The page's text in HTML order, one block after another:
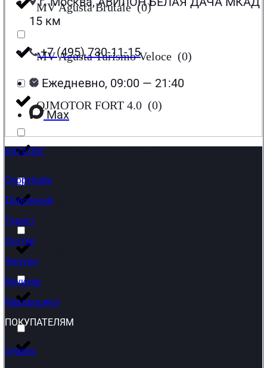
MV Agusta Brutale (0)
MV Agusta Turismo Veloce (0)
QJMOTOR FORT 4.0 (0)
QJMOTOR SRK 550
QJMOTOR SRK 900
QJMOTOR SRK 921 RR
15 км
+7 (495) 730-11-15
Ежедневно, 09:00 — 21:40
Max
КАТАЛОГ
Спортбайк
Дорожный
Турист
Скутер
Эндуро
Круизер
Квадроцикл
ПОКУПАТЕЛЯМ
Сервис